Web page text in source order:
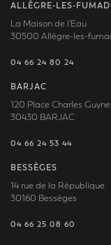
ALLÈGRE-LES-
La Maison de l'Eau
30500 Allègre-les-
04 66 24 80 24
BARJAC
120 Place Charles
30430 BARJAC
04 66 24 53 44
BESSÈGES
14 rue de la République
30160 Bessèges
04 66 25 08 60